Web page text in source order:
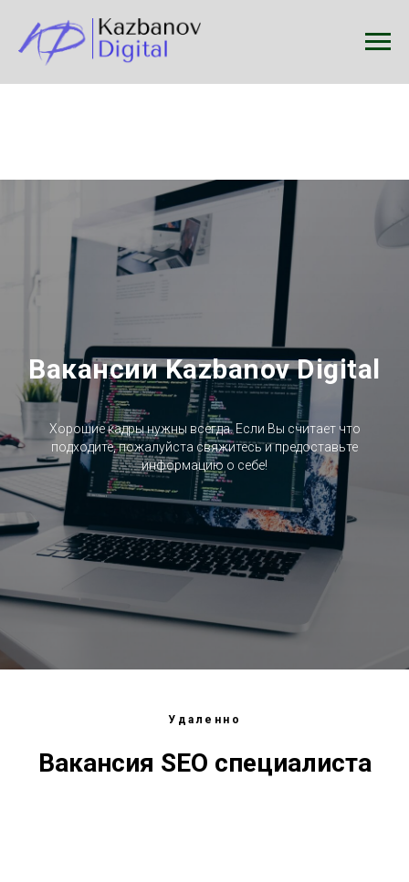
Вакансии Kazbanov Digital
Хорошие кадры нужны всегда. Если Вы считает что
подходите, пожалуйста свяжитесь и предоставьте
информацию о себе!
Удаленно
Вакансия SEO специалиста